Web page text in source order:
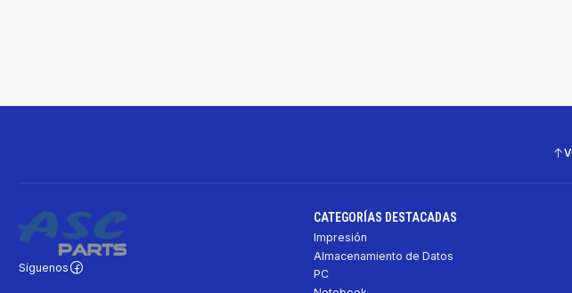
Síguenos
CATEGORÍAS DESTACADAS
Impresión
Almacenamiento de Datos
PC